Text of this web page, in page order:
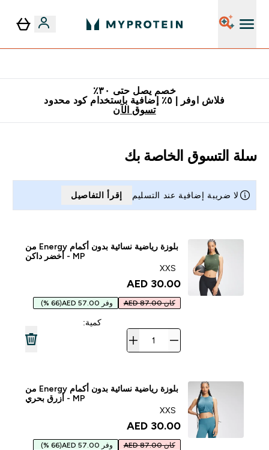
خصم يصل حتى ٣٠٪
فلاش اوفر | ٥٪ إضافية باستخدام كود محدود
تسوق الآن
سلة التسوق الخاصة بك
لا ضريبة إضافية عند التسليم إقرأ التفاصيل
بلوزة رياضية نسائية بدون أكمام Energy من
MP ‏- أخضر داكن
XXS
30.00 AED‎
كان 87.00 AED وفر 57.00 AED (66 %)
كمية:
بلوزة رياضية نسائية بدون أكمام Energy من
MP - أزرق بحري
XXS
30.00 AED‎
كان 87.00 AED وفر 57.00 AED (66 %)